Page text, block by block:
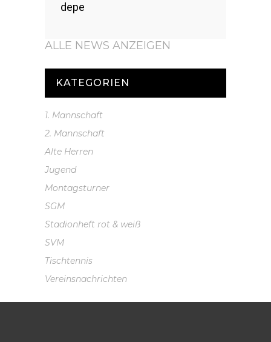
depe
ALLE NEWS ANZEIGEN
KATEGORIEN
1. Mannschaft
2. Mannschaft
Alte Herren
Jugend
Montagsturner
SGM
Stadionheft rot & weiß
SVM
Tischtennis
Vereinsnachrichten